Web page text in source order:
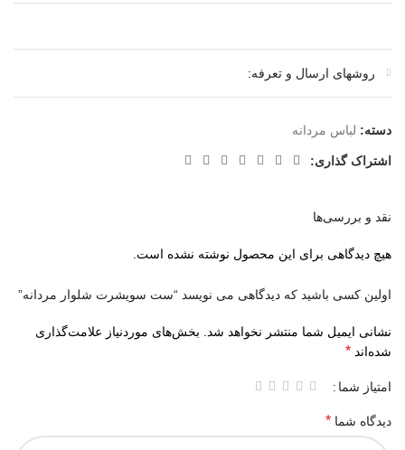
روشهای ارسال و تعرفه:
دسته: لباس مردانه
اشتراک گذاری:
نقد و بررسی‌ها
هیچ دیدگاهی برای این محصول نوشته نشده است.
اولین کسی باشید که دیدگاهی می نویسد “ست سویشرت شلوار مردانه”
نشانی ایمیل شما منتشر نخواهد شد.
بخش‌های موردنیاز علامت‌گذاری
شده‌اند *
امتیاز شما
دیدگاه شما *